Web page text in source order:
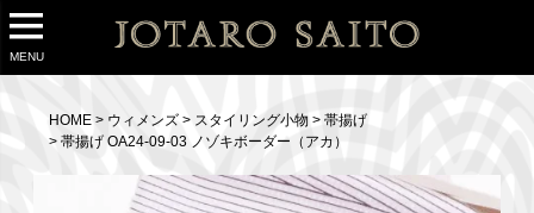
MENU
HOME ウィメンズ スタイリング小物
帯揚げ
帯揚げ OA24-09-03 ノゾキボーダー（アカ）